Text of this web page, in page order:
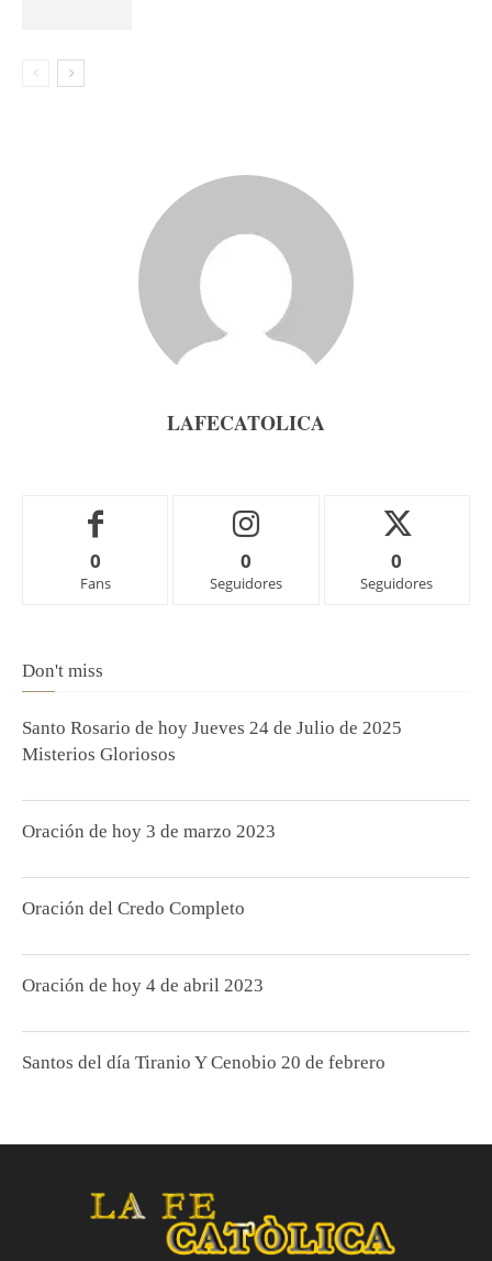
LAFECATOLICA
0
Fans
0
Seguidores
0
Seguidores
Don't miss
Santo Rosario de hoy Jueves 24 de Julio de 2025
Misterios Gloriosos
Oración de hoy 3 de marzo 2023
Oración del Credo Completo
Oración de hoy 4 de abril 2023
Santos del día Tiranio Y Cenobio 20 de febrero